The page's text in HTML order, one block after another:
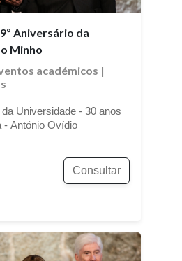
Aniversário da
Minho
académicos |
Universidade - 30 anos
- António Ovídio
Consultar